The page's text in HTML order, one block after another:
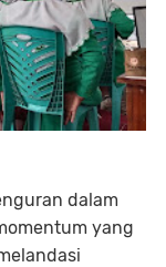
dalam
yang